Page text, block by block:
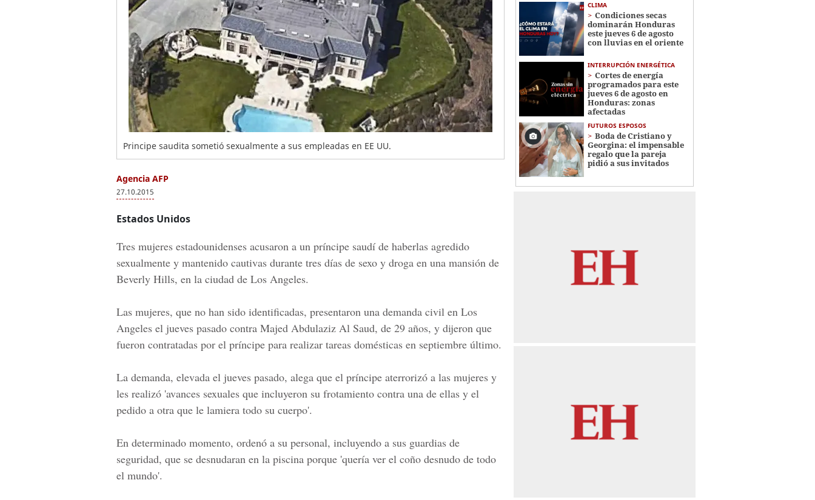
Principe saudita sometió sexualmente a sus empleadas en EE UU.
Agencia AFP
27.10.2015
Estados Unidos
Tres mujeres estadounidenses acusaron a un príncipe saudí de haberlas agredido
sexualmente y mantenido cautivas durante tres días de sexo y droga en una mansión de
Beverly Hills, en la ciudad de Los Angeles.
Las mujeres, que no han sido identificadas, presentaron una demanda civil en Los
Angeles el jueves pasado contra Majed Abdulaziz Al Saud, de 29 años, y dijeron que
fueron contratadas por el príncipe para realizar tareas domésticas en septiembre último.
La demanda, elevada el jueves pasado, alega que el príncipe aterrorizó a las mujeres y
les realizó 'avances sexuales que incluyeron su frotamiento contra una de ellas y el
pedido a otra que le lamiera todo su cuerpo'.
En determinado momento, ordenó a su personal, incluyendo a sus guardias de
seguridad, que se desnudaran en la piscina porque 'quería ver el coño desnudo de todo
el mundo'.
CLIMA
Condiciones secas
dominarán Honduras
este jueves 6 de agosto
con lluvias en el oriente
INTERRUPCIÓN ENERGÉTICA
Cortes de energía
programados para este
jueves 6 de agosto en
Honduras: zonas
afectadas
FUTUROS ESPOSOS
Boda de Cristiano y
Georgina: el impensable
regalo que la pareja
pidió a sus invitados